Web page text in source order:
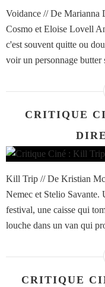
Voidance // De Marianna
Cosmo et Eloise Lovell
c'est souvent quitte ou
voir un personnage butter
CRITIQUE
Kill Trip // De Kristian
Nemec et Stelio Savante.
festival, une caisse qui
louche dans un van qui
CRITIQUE